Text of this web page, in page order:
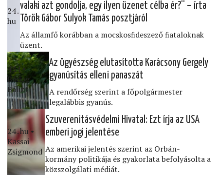
24․
hu
valaki azt gondolja, egy ilyen üzenet célba ér?“ – írta
Török Gábor Sulyok Tamás posztjáról
Az államfő korábban a mocskosﬁdeszező ﬁataloknak
üzent.
444 •
Bódog
Bálint
Az ügyészség elutasította Karácsony Gergely
gyanúsítás elleni panaszát
A rendőrség szerint a főpolgármester
legalábbis gyanús.
24․hu •
Kassai
Zsigmond
Szuverenitásvédelmi Hivatal: Ezt írja az USA
emberi jogi jelentése
Az amerikai jelentés szerint az Orbán-
kormány politikája és gyakorlata befolyásolta a
közszolgálati médiát.